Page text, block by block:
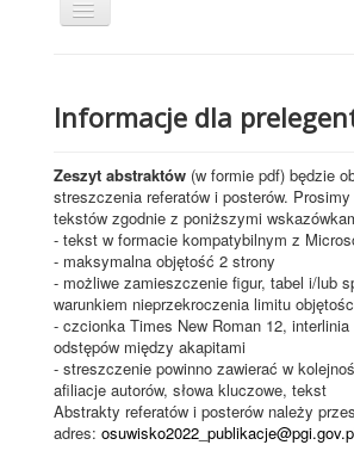
Toggle
Navigation
ORGANIZATOR
SPONSORZY
KOMITETY
KONTAKT
KOMUNIKATY
MIEJSCE KONFERENCJI
WAŻNE TERMINY
PROGRAM KONFERENCJI
WYCIECZKA TERENOWA
OPŁATY KONFERENCYJNE
INFORMACJE DLA PRELEGENTÓW
Informacje dla
Zeszyt abstraktów (w formie pdf) będzie
streszczenia referatów i posterów.
tekstów zgodnie z poniższymi
- tekst w formacie kompatybilnym z
- maksymalna objętość 2 strony
- możliwe zamieszczenie figur, tabel i/lub
warunkiem nieprzekroczenia limitu
- czcionka Times New Roman 12,
odstępów między akapitami
- streszczenie powinno zawierać w
afiliacje autorów, słowa kluczowe, tekst
Abstrakty referatów i posterów należy
adres: